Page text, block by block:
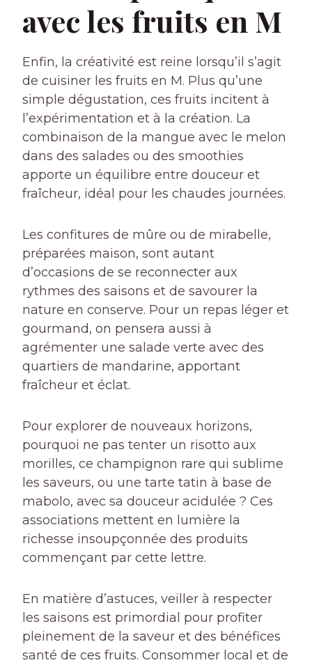
avec les fruits en M
Enfin, la créativité est reine lorsqu’il s’agit
de cuisiner les fruits en M. Plus qu’une
simple dégustation, ces fruits incitent à
l’expérimentation et à la création. La
combinaison de la mangue avec le melon
dans des salades ou des smoothies
apporte un équilibre entre douceur et
fraîcheur, idéal pour les chaudes journées.
Les confitures de mûre ou de mirabelle,
préparées maison, sont autant
d’occasions de se reconnecter aux
rythmes des saisons et de savourer la
nature en conserve. Pour un repas léger et
gourmand, on pensera aussi à
agrémenter une salade verte avec des
quartiers de mandarine, apportant
fraîcheur et éclat.
Pour explorer de nouveaux horizons,
pourquoi ne pas tenter un risotto aux
morilles, ce champignon rare qui sublime
les saveurs, ou une tarte tatin à base de
mabolo, avec sa douceur acidulée ? Ces
associations mettent en lumière la
richesse insoupçonnée des produits
commençant par cette lettre.
En matière d’astuces, veiller à respecter
les saisons est primordial pour profiter
pleinement de la saveur et des bénéfices
santé de ces fruits. Consommer local et de